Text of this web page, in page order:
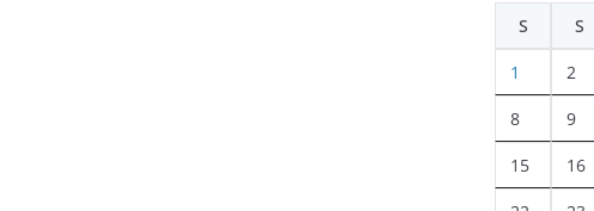
S
S
1 2
8 9
15 16